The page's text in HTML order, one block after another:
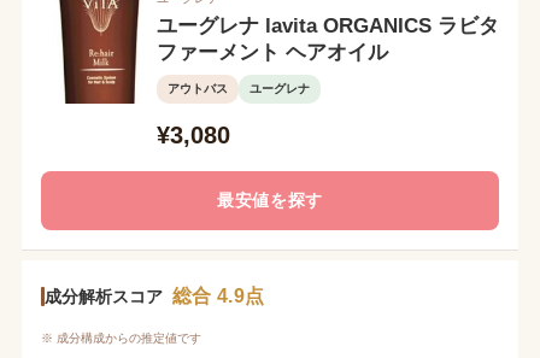
ユーグレナ lavita ORGANICS ラビタ
ファーメント ヘアオイル
アウトバス ユーグレナ
¥3,080
最安値を探す
成分解析スコア 総合 4.9点
※ 成分構成からの推定値です